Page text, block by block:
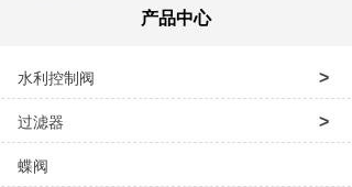
产品中心
水利控制阀 >
过滤器 >
蝶阀